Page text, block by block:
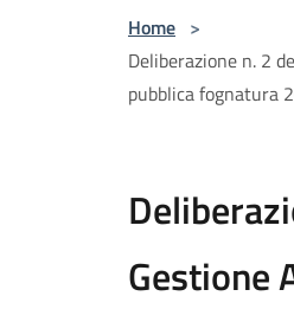
Home >
Deliberazione n. 2
pubblica fognatura
Gestione